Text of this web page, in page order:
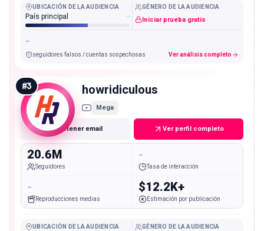
UBICACIÓN DE LA AUDIENCIA
País principal -
GÉNERO DE LA AUDIENCIA
Iniciar prueba gratis
-
seguidores falsos / cuentas sospechosas Ver análisis completo
#3 howridiculous
Mega
Obtener email Ver perfil completo
20.6M
Seguidores
-
Tasa de interacción
-
Reproducciones medias
$12.2K+
Estimación por publicación
UBICACIÓN DE LA AUDIENCIA GÉNERO DE LA AUDIENCIA